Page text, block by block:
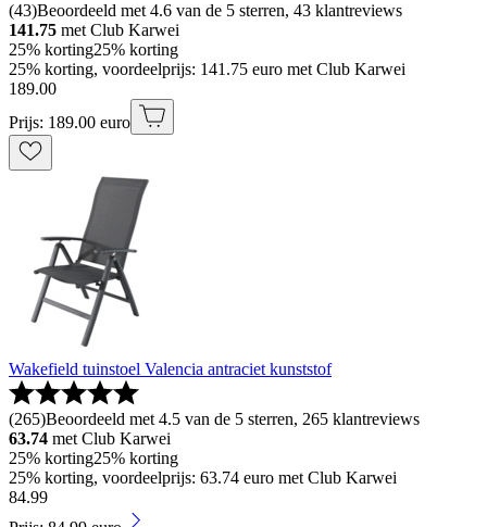
(43)Beoordeeld met 4.6 van de 5 sterren, 43 klantreviews
141.75 met Club Karwei
25% korting25% korting
25% korting, voordeelprijs: 141.75 euro met Club Karwei
189.00
Prijs: 189.00 euro
Wakefield tuinstoel Valencia antraciet kunststof
(265)Beoordeeld met 4.5 van de 5 sterren, 265 klantreviews
63.74 met Club Karwei
25% korting25% korting
25% korting, voordeelprijs: 63.74 euro met Club Karwei
84.99